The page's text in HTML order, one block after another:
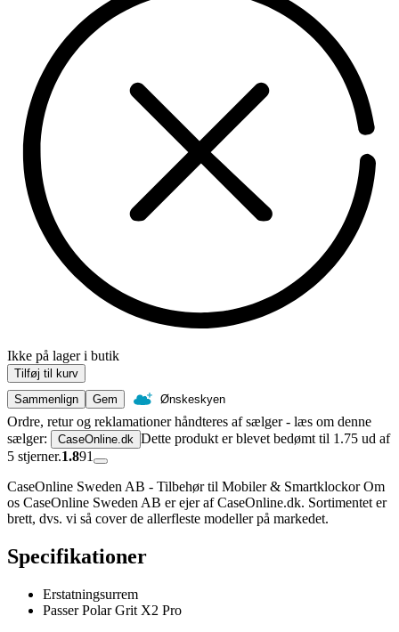
Ikke på lager i butik
Tilføj til kurv
Sammenlign
Gem Ønskeskyen
Ordre, retur og reklamationer håndteres af sælger - læs om denne
sælger:
CaseOnline.dk Dette produkt er blevet bedømt til 1.75 ud af
5 stjerner.1.891
CaseOnline Sweden AB - Tilbehør til Mobiler & Smartklockor Om
os CaseOnline Sweden AB er ejer af CaseOnline.dk. Sortimentet er
brett, dvs. vi så cover de allerfleste modeller på markedet.
Specifikationer
Erstatningsurrem
Passer Polar Grit X2 Pro